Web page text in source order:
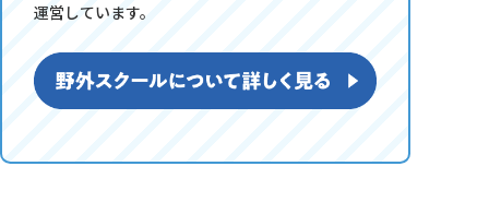
運営しています。